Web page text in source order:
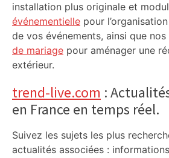
installation plus originale et
événementielle pour
de vos événements, ainsi que
de mariage pour aménager une
extérieur.
trend-live.com :
en France en temps réel.
Suivez les sujets les plus
actualités associées :